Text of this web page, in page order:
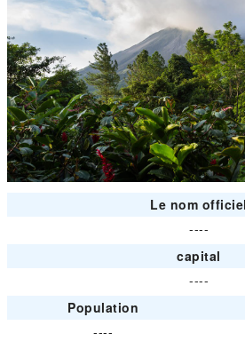
Le nom officiel
----
capital
----
Population
----